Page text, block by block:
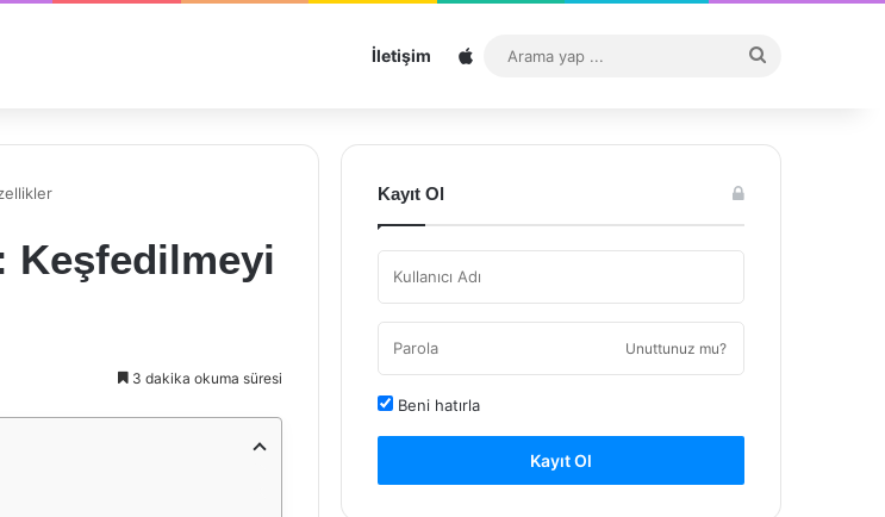
İletişim Sitemap
...
Keşfedilmeyi
3 dakika okuma süresi
Kayıt Ol
Unuttunuz mu?
Beni hatırla
Kayıt Ol